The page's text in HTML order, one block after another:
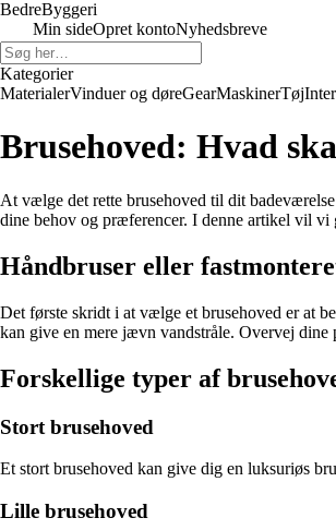
BedreByggeri
Min sideOpret kontoNyhedsbreve
Kategorier
MaterialerVinduer og døreGearMaskinerTøj
Brusehoved: Hvad
At vælge det rette brusehoved til dit
dine behov og præferencer. I denne artikel vil
Håndbruser eller
Det første skridt i at vælge et brusehoved er at
kan give en mere jævn vandstråle. Overvej
Forskellige typer af
Stort brusehoved
Et stort brusehoved kan give dig en luksuriøs
Lille brusehoved